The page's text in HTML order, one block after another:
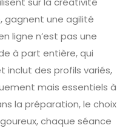
gagnent une agilité
ligne n’est pas une
à part entière, qui
inclut des profils variés,
mais essentiels à
la préparation, le choix
chaque séance